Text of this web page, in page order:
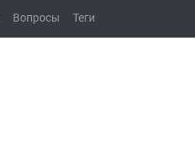
Вопросы Теги